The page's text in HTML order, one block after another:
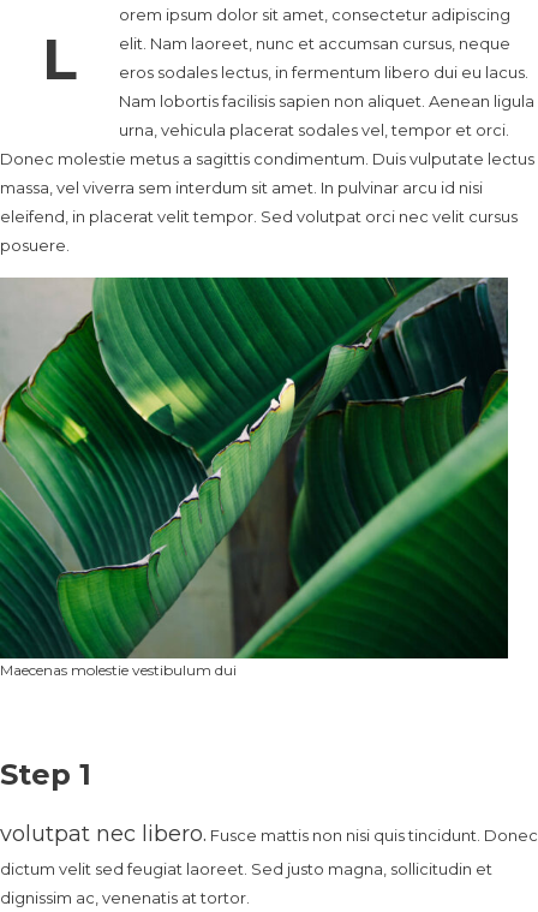
L
orem ipsum dolor sit amet, consectetur adipiscing
elit. Nam laoreet, nunc et accumsan cursus, neque
eros sodales lectus, in fermentum libero dui eu lacus.
Nam lobortis facilisis sapien non aliquet. Aenean ligula
urna, vehicula placerat sodales vel, tempor et orci.
Donec molestie metus a sagittis condimentum. Duis vulputate lectus
massa, vel viverra sem interdum sit amet. In pulvinar arcu id nisi
eleifend, in placerat velit tempor. Sed volutpat orci nec velit cursus
posuere.
Maecenas molestie vestibulum dui
Step 1
volutpat nec libero. Fusce mattis non nisi quis tincidunt. Donec
dictum velit sed feugiat laoreet. Sed justo magna, sollicitudin et
dignissim ac, venenatis at tortor.